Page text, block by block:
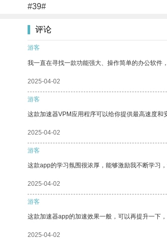
#39#
评论
游客
我一直在寻找一款功能强大、操作简单的办公软件
2025-04-02
游客
这款加速器VPM应用程序可以给你提供最高速度和
2025-04-02
游客
这款app的学习氛围很浓厚，能够激励我不断学习
2025-04-02
游客
这款加速器app的加速效果一般，可以再提升一下
2025-04-02